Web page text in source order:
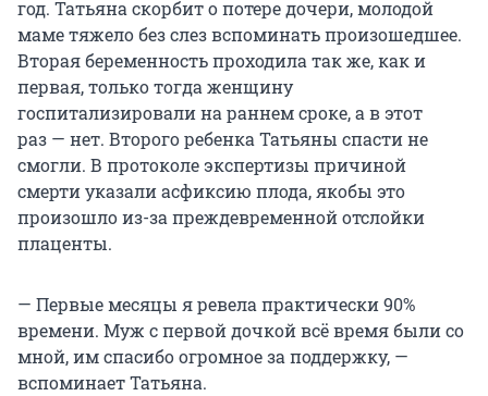
год. Татьяна скорбит о потере дочери, молодой
маме тяжело без слез вспоминать произошедшее.
Вторая беременность проходила так же, как и
первая, только тогда женщину
госпитализировали на раннем сроке, а в этот
раз — нет. Второго ребенка Татьяны спасти не
смогли. В протоколе экспертизы причиной
смерти указали асфиксию плода, якобы это
произошло из-за преждевременной отслойки
плаценты.
— Первые месяцы я ревела практически 90%
времени. Муж с первой дочкой всё время были со
мной, им спасибо огромное за поддержку, —
вспоминает Татьяна.